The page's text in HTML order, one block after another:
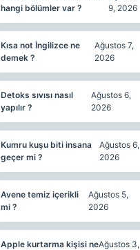
hangi bölümler var ?
9, 2026
Kısa not İngilizce ne
demek ?
Ağustos 7,
2026
Detoks sıvısı nasıl
yapılır ?
Ağustos 6,
2026
Kumru kuşu biti insana
geçer mi ?
Ağustos 6,
2026
Avene temiz içerikli
mi ?
Ağustos 5,
2026
Apple kurtarma kişisi neAğustos 3,